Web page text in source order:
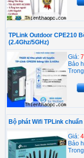
TPLink Outdoor CPE210
(2.4Ghz/5GHz)
Giá:
Bảo
Bộ phát Wifi TPLink
Giá:
Bảo